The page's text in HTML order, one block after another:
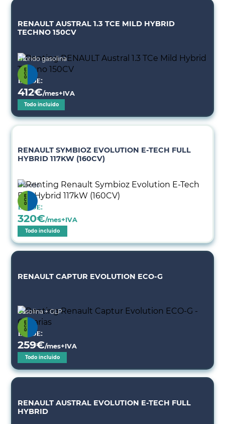
RENAULT AUSTRAL 1.3 TCE MILD HYBRID
TECHNO 150CV
Híbrido gasolina
Desde:
412€/mes+IVA
Todo incluido
RENAULT SYMBIOZ EVOLUTION E-TECH FULL
HYBRID 117KW (160CV)
Híbrido
Desde:
320€/mes+IVA
Todo incluido
RENAULT CAPTUR EVOLUTION ECO-G
Gasolina + GLP
Desde:
259€/mes+IVA
Todo incluido
RENAULT AUSTRAL EVOLUTION E-TECH FULL
HYBRID